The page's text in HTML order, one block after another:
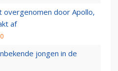
overgenomen door Apollo,
af
jongen in de